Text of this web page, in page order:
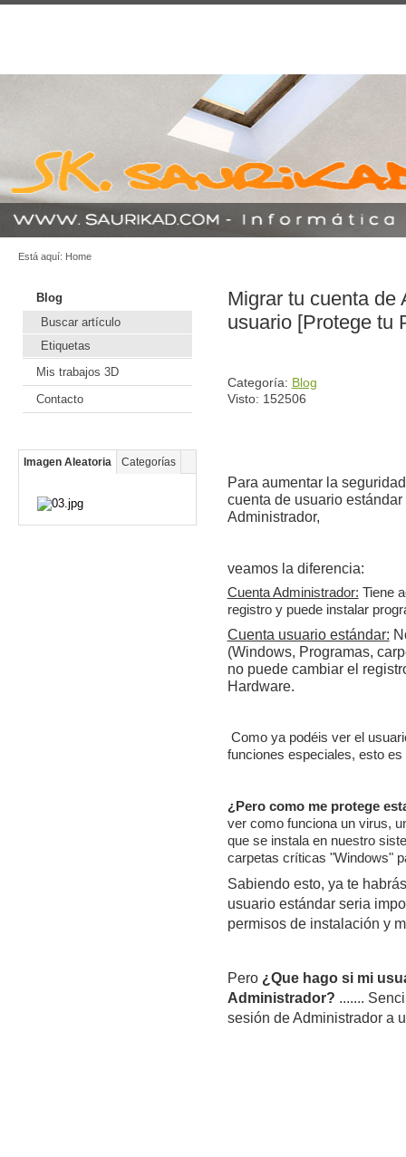
Está aquí: Home
Blog
Buscar artículo
Etiquetas
Mis trabajos 3D
Contacto
Imagen Aleatoria Categorías
Migrar tu cuenta de
usuario [Protege tu
Categoría: Blog
Visto: 152506
Para aumentar la
cuenta de usuario
Administrador,
veamos la diferencia:
Cuenta Administrador: Tiene
registro y puede instalar
Cuenta usuario estándar:
(Windows, Programas,
no puede cambiar el
Hardware.
Como ya podéis ver el
funciones especiales, esto
¿Pero como me protege
ver como funciona un virus,
que se instala en nuestro
carpetas críticas "Windows"
Sabiendo esto, ya te
usuario estándar seria
permisos de instalación y
Pero ¿Que hago si mi
Administrador? .......
sesión de Administrador a